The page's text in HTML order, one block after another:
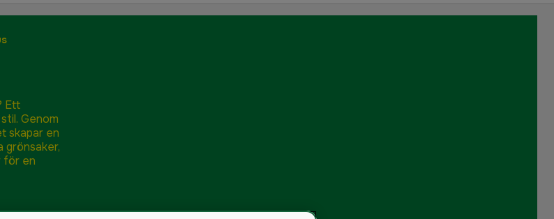
Ett
Genom
skapar en
grönsaker,
för en